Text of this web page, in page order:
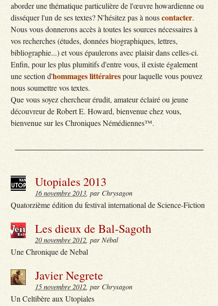
aborder une thématique particulière de l'œuvre howardienne ou
disséquer l'un de ses textes? N'hésitez pas à nouscontacter.
Nous vous donnerons accès à toutes les sources nécessaires à
vos recherches (études, données biographiques, lettres,
bibliographie...) et vous épaulerons avec plaisir dans celles-ci.
Enfin, pour les plus plumitifs d'entre vous, il existe également
une section d'hommages littérairespour laquelle vous pouvez
nous soumettre vos textes.
Que vous soyez chercheur érudit, amateur éclairé ou jeune
découvreur de Robert E. Howard, bienvenue chez vous,
bienvenue sur les Chroniques Némédiennes™.
___________________________________________
Utopiales 2013
16 novembre 2013, par Chrysagon
Quatorzième édition du festival international de Science-Fiction
Les dieux de Bal-Sagoth
20 novembre 2012, par Nébal
Une Chronique de Nebal
Javier Negrete
15 novembre 2012, par Chrysagon
Un Celtibère aux Utopiales